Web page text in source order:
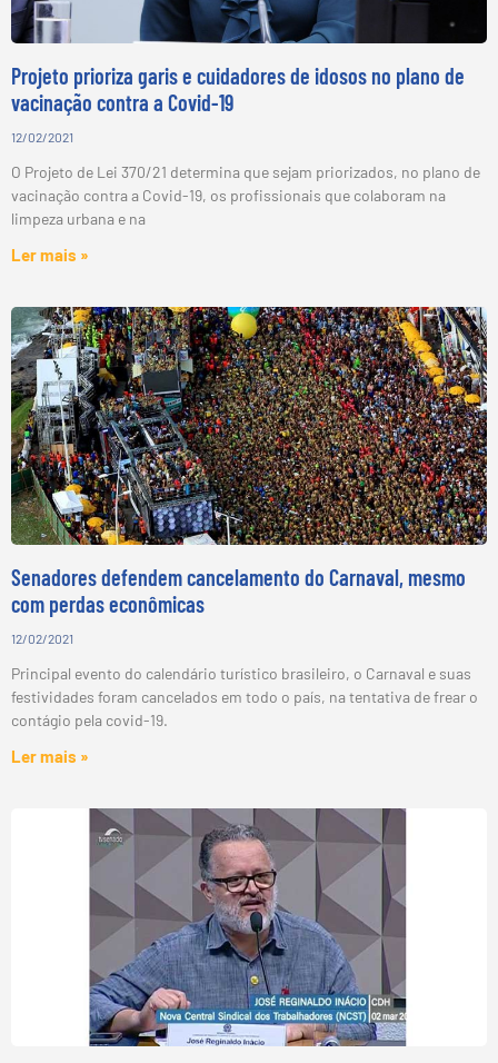
Projeto prioriza garis e cuidadores de idosos no plano de
vacinação contra a Covid-19
12/02/2021
O Projeto de Lei 370/21 determina que sejam priorizados, no plano de
vacinação contra a Covid-19, os profissionais que colaboram na
limpeza urbana e na
Ler mais »
Senadores defendem cancelamento do Carnaval, mesmo
com perdas econômicas
12/02/2021
Principal evento do calendário turístico brasileiro, o Carnaval e suas
festividades foram cancelados em todo o país, na tentativa de frear o
contágio pela covid-19.
Ler mais »